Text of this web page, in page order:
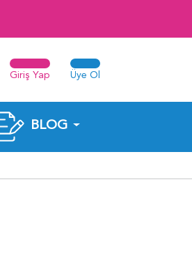
Giriş Yap Üye Ol
BLOG